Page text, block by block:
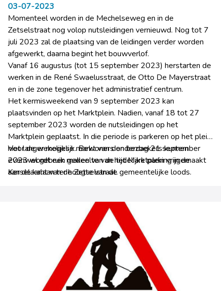
03-07-2023
Momenteel worden in de Mechelseweg en in de
Zetselstraat nog volop nutsleidingen vernieuwd. Nog tot 7
juli 2023 zal de plaatsing van de leidingen verder worden
afgewerkt, daarna begint het bouwverlof.
Vanaf 16 augustus (tot 15 september 2023) herstarten de
werken in de René Swaelusstraat, de Otto De Mayerstraat
en in de zone tegenover het administratief centrum.
Het kermisweekend van 9 september 2023 kan
plaatsvinden op het Marktplein. Nadien, vanaf 18 tot 27
september 2023 worden de nutsleidingen op het
Marktplein geplaatst. In die periode is parkeren op het plein
niet langer mogelijk. Bewoners en bezoekers kunnen
evenwel gebruik maken van de tijdelijke parking in de
Kerselaarlaan ter hoogte van de gemeentelijke loods.
Voor de wekelijkse markt van donderdag 21 september
2023 wordt een gedeelte van het Marktplein vrijgemaakt
aan de kant van de Zetselstraat.